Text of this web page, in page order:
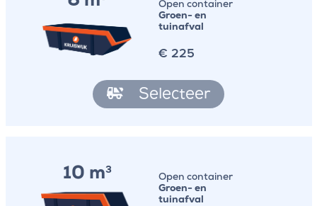
Open container
Groen- en
tuinafval
€ 225
Selecteer
10 m3
Open container
Groen- en
tuinafval